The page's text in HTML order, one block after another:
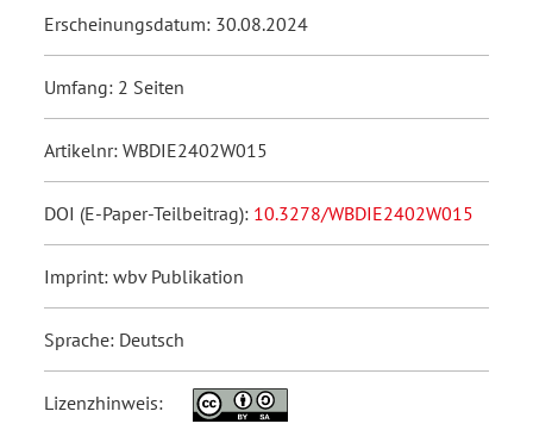
Erscheinungsdatum: 30.08.2024
Umfang: 2 Seiten
Artikelnr: WBDIE2402W015
DOI (E-Paper-Teilbeitrag): 10.3278/WBDIE2402W015
Imprint: wbv Publikation
Sprache: Deutsch
Lizenzhinweis: